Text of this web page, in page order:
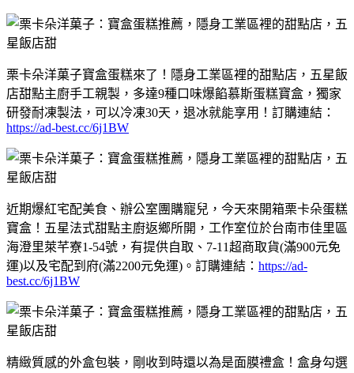
栗卡朵洋菓子寶盒蛋糕來了！隱身工業區裡的甜點店，五星飯
店甜點主廚手工親製，多達9種口味爆餡慕斯蛋糕寶盒，獨家
研發耐凍製法，可以冷凍30天，退冰就能享用！訂購連結：
https://ad-best.cc/6j1BW
近期爆紅宅配美食、辦公室團購寵兒，今天來開箱栗卡朵蛋糕
寶盒！五星法式甜點主廚返鄉所開，工作室位於台南市佳里區
海澄里萊芊寮1-54號，有提供自取、7-11超商取貨(滿900元免
運)以及宅配到府(滿2200元免運)。訂購連結： https://ad-
best.cc/6j1BW
精緻質感的外盒包裝，剛收到時還以為是面膜禮盒！盒身勾選